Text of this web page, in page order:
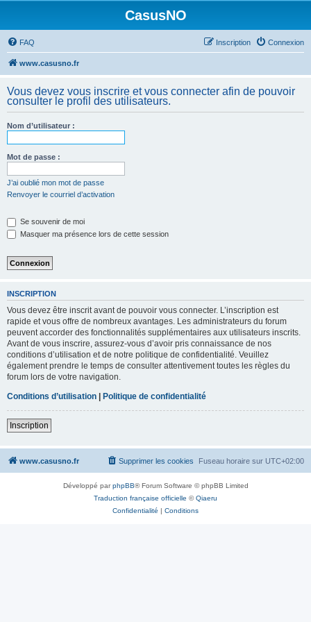
CasusNO
FAQ Connexion
Inscription
www.casusno.fr
Vous devez vous inscrire et vous connecter afin de pouvoir
consulter le profil des utilisateurs.
Nom d’utilisateur :
Mot de passe :
J’ai oublié mon mot de passe
Renvoyer le courriel d’activation
Se souvenir de moi
Masquer ma présence lors de cette session
INSCRIPTION
Vous devez être inscrit avant de pouvoir vous connecter. L’inscription est
rapide et vous offre de nombreux avantages. Les administrateurs du forum
peuvent accorder des fonctionnalités supplémentaires aux utilisateurs inscrits.
Avant de vous inscrire, assurez-vous d’avoir pris connaissance de nos
conditions d’utilisation et de notre politique de confidentialité. Veuillez
également prendre le temps de consulter attentivement toutes les règles du
forum lors de votre navigation.
Conditions d’utilisation | Politique de confidentialité
Inscription
www.casusno.fr Fuseau horaire sur UTC+02:00
Supprimer les cookies
Développé parphpBB® Forum Software © phpBB Limited
Traduction française officielle ©Qiaeru
Confidentialité | Conditions